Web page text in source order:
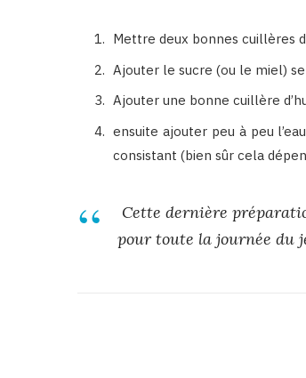
Mettre deux bonnes cuillères
Ajouter le sucre (ou le miel)
Ajouter une bonne cuillère
ensuite ajouter peu à peu
consistant (bien sûr cela
Cette dernière
pour toute la journée du